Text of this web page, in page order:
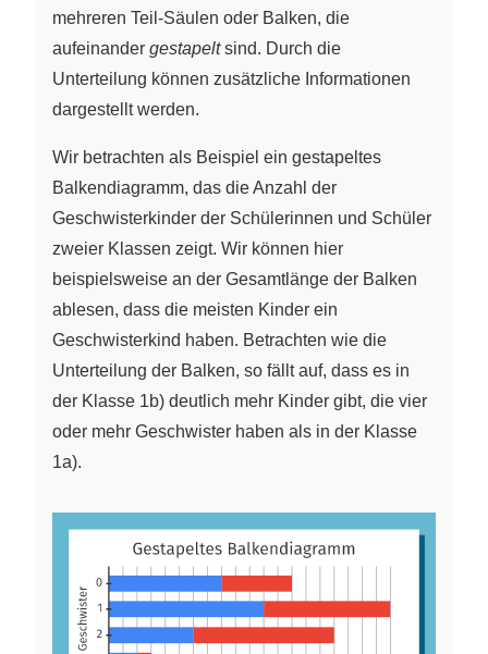
mehreren Teil‑Säulen oder Balken, die
aufeinander gestapeltsind. Durch die
Unterteilung können zusätzliche Informationen
dargestellt werden.
Wir betrachten als Beispiel ein gestapeltes
Balkendiagramm, das die Anzahl der
Geschwisterkinder der Schülerinnen und Schüler
zweier Klassen zeigt. Wir können hier
beispielsweise an der Gesamtlänge der Balken
ablesen, dass die meisten Kinder ein
Geschwisterkind haben. Betrachten wie die
Unterteilung der Balken, so fällt auf, dass es in
der Klasse 1b) deutlich mehr Kinder gibt, die vier
oder mehr Geschwister haben als in der Klasse
1a).